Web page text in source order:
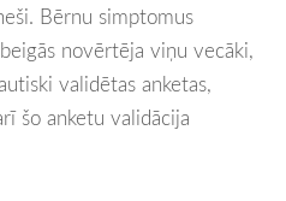
Bērnu simptomus
novērtēja viņu vecāki,
validētas anketas,
šo anketu validācija